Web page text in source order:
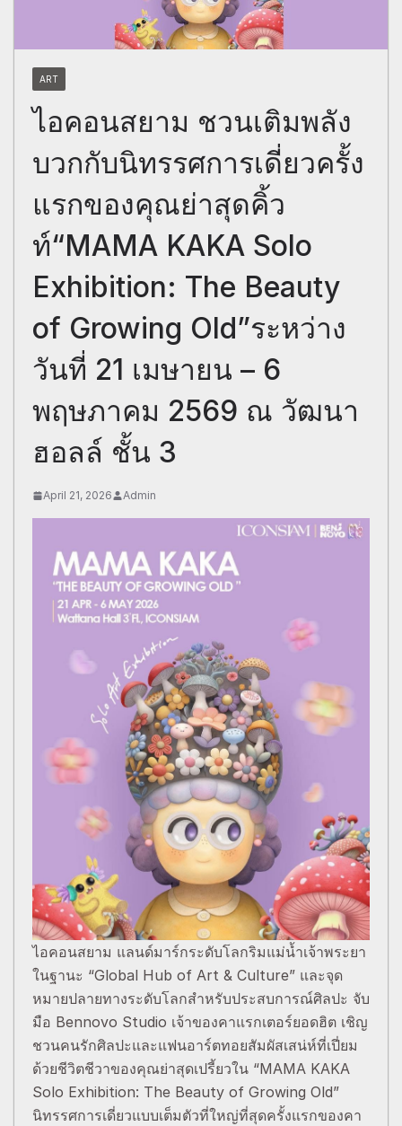
ART
ไอคอนสยาม ชวนเติมพลัง
บวกกับนิทรรศการเดี่ยวครั้ง
แรกของคุณย่าสุดคิ้ว
ท์“MAMA KAKA Solo
Exhibition: The Beauty
of Growing Old”ระหว่าง
วันที่ 21 เมษายน – 6
พฤษภาคม 2569 ณ วัฒนา
ฮอลล์ ชั้น 3
April 21, 2026 Admin
ไอคอนสยาม แลนด์มาร์กระดับโลกริมแม่น้ำเจ้าพระยา
ในฐานะ “Global Hub of Art & Culture” และจุด
หมายปลายทางระดับโลกสำหรับประสบการณ์ศิลปะ จับ
มือ Bennovo Studio เจ้าของคาแรกเตอร์ยอดฮิต เชิญ
ชวนคนรักศิลปะและแฟนอาร์ตทอยสัมผัสเสน่ห์ที่เปี่ยม
ด้วยชีวิตชีวาของคุณย่าสุดเปรี้ยวใน “MAMA KAKA
Solo Exhibition: The Beauty of Growing Old”
นิทรรศการเดี่ยวแบบเต็มตัวที่ใหญ่ที่สุดครั้งแรกของคา